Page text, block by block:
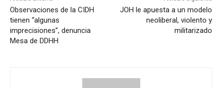
Observaciones de la CIDH
tienen “algunas
imprecisiones”, denuncia
Mesa de DDHH
JOH le apuesta a un modelo
neoliberal, violento y
militarizado